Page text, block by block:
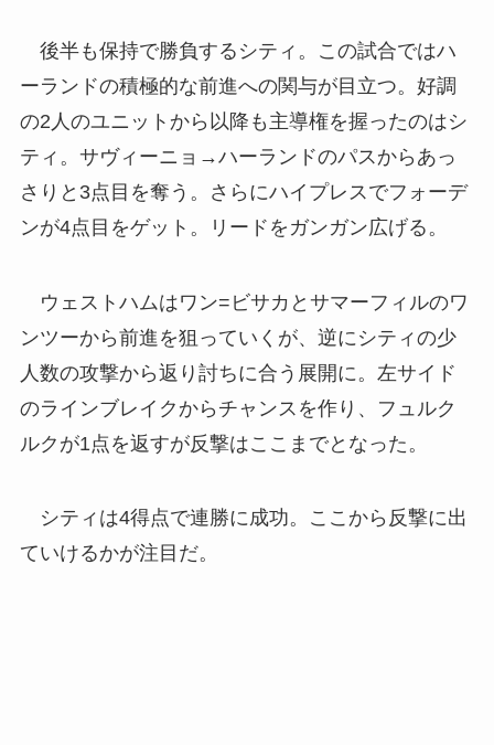
後半も保持で勝負するシティ。この試合ではハ
ーランドの積極的な前進への関与が目立つ。好調
の2人のユニットから以降も主導権を握ったのはシ
ティ。サヴィーニョ→ハーランドのパスからあっ
さりと3点目を奪う。さらにハイプレスでフォーデ
ンが4点目をゲット。リードをガンガン広げる。
ウェストハムはワン=ビサカとサマーフィルのワ
ンツーから前進を狙っていくが、逆にシティの少
人数の攻撃から返り討ちに合う展開に。左サイド
のラインブレイクからチャンスを作り、フュルク
ルクが1点を返すが反撃はここまでとなった。
シティは4得点で連勝に成功。ここから反撃に出
ていけるかが注目だ。